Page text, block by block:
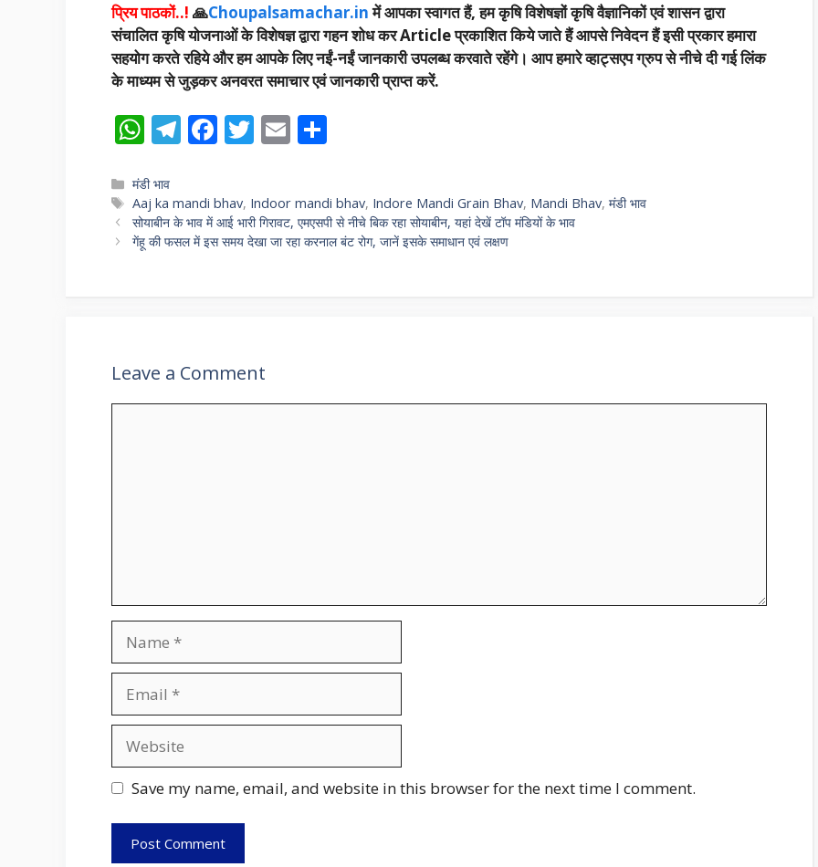
प्रिय पाठकों..! 🙏Choupalsamachar.inमें आपका स्वागत हैं, हम कृषि विशेषज्ञों कृषि वैज्ञानिकों एवं शासन द्वारा
संचालित कृषि योजनाओं के विशेषज्ञ द्वारा गहन शोध कर Article प्रकाशित किये जाते हैं आपसे निवेदन हैं इसी प्रकार हमारा
सहयोग करते रहिये और हम आपके लिए नईं-नईं जानकारी उपलब्ध करवाते रहेंगे। आप हमारे व्हाट्सएप ग्रुप से नीचे दी गई लिंक
के माध्यम से जुड़कर अनवरत समाचार एवं जानकारी प्राप्त करें.
W
at
s
A
T
gr
a
F
e
b
o
T
itt
er
E
l
ar
e
Categories
मंडी भाव
Tags
Aaj ka mandi bhav, Indoor mandi bhav, Indore Mandi Grain Bhav, Mandi Bhav,मंडी भाव
सोयाबीन के भाव में आई भारी गिरावट, एमएसपी से नीचे बिक रहा सोयाबीन, यहां देखें टॉप मंडियों के भाव
गेंहू की फसल में इस समय देखा जा रहा करनाल बंट रोग, जानें इसके समाधान एवं लक्षण
Leave a Comment
Save my name, email, and website in this browser for the next time I comment.